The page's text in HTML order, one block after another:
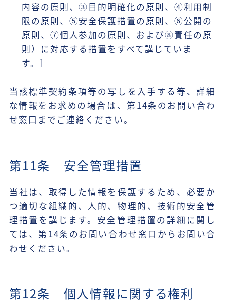
内容の原則、③目的明確化の原則、④利用制
限の原則、⑤安全保護措置の原則、⑥公開の
原則、⑦個人参加の原則、および⑧責任の原
則）に対応する措置をすべて講じていま
す。］
当該標準契約条項等の写しを入手する等、詳細
な情報をお求めの場合は、第14条のお問い合わ
せ窓口までご連絡ください。
第11条 安全管理措置
当社は、取得した情報を保護するため、必要か
つ適切な組織的、人的、物理的、技術的安全管
理措置を講じます。安全管理措置の詳細に関し
ては、第14条のお問い合わせ窓口からお問い合
わせください。
第12条 個人情報に関する権利